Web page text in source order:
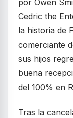
Cedric the
la historia de
comerciante
sus hijos
buena
del 100% en
Tras la